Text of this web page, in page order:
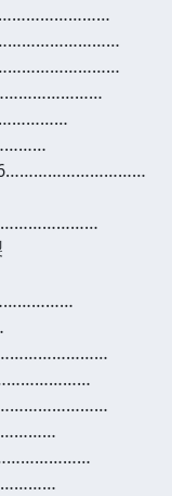
136…………………………